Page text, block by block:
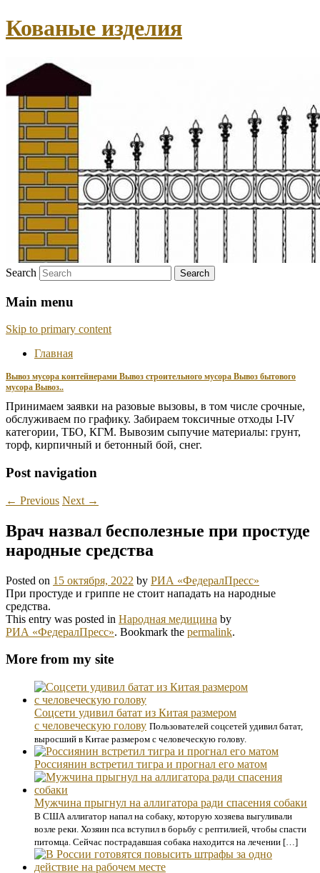
Кованые изделия
Search
Main menu
Skip to primary content
Главная
Вывоз мусора контейнерами Вывоз строительного мусора Вывоз бытового
мусора Вывоз..
Принимаем заявки на разовые вызовы, в том числе срочные,
обслуживаем по графику. Забираем токсичные отходы I-IV
категории, ТБО, КГМ. Вывозим сыпучие материалы: грунт,
торф, кирпичный и бетонный бой, снег.
Post navigation
← Previous Next →
Врач назвал бесполезные при простуде
народные средства
Posted on 15 октября, 2022 by РИА «ФедералПресс»
При простуде и гриппе не стоит нападать на народные
средства.
This entry was posted in Народная медицина by
РИА «ФедералПресс». Bookmark the permalink.
More from my site
Соцсети удивил батат из Китая размером
с человеческую голову Пользователей соцсетей удивил батат,
выросший в Китае размером с человеческую голову.
Россиянин встретил тигра и прогнал его матом
Мужчина прыгнул на аллигатора ради спасения собаки
В США аллигатор напал на собаку, которую хозяева выгуливали
возле реки. Хозяин пса вступил в борьбу с рептилией, чтобы спасти
питомца. Сейчас пострадавшая собака находится на лечении […]